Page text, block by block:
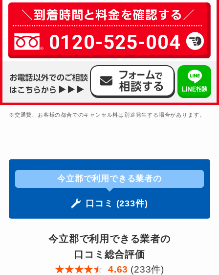
0120-525-004
※交通費、お客様の都合でのキャンセル料は別途発生する場合があります。
今立郡で利用できる業者の
口コミ (233件)
今立郡で利用できる業者の
口コミ総合評価
★★★★★ 4.63 (233件)